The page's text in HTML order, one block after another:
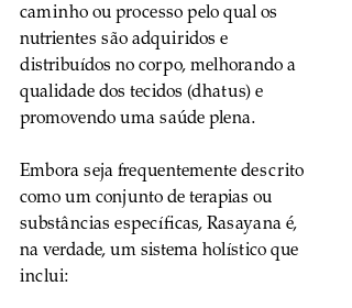
caminho ou processo pelo qual os
nutrientes são adquiridos e
distribuídos no corpo, melhorando a
qualidade dos tecidos (dhatus) e
promovendo uma saúde plena.
Embora seja frequentemente descrito
como um conjunto de terapias ou
substâncias específicas, Rasayana é,
na verdade, um sistema holístico que
inclui: